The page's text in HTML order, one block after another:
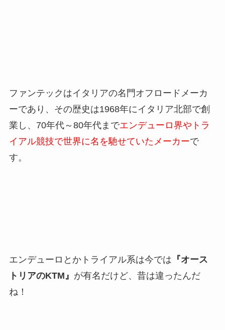
ファンテックはイタリアの名門オフロードメーカ
ーであり、その歴史は1968年にイタリア北部で創
業し、70年代～80年代までエンデューロ界やトラ
イアル競技で世界に名を馳せていたメーカーで
す。
エンデューロとかトライアル系は今では 『オース
トリアのKTM』 が有名だけど、昔は違ったんだ
ね！